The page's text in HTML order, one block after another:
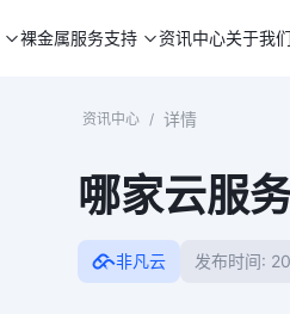
裸金属服务支持 资讯中心关于我
资讯中心 / 详情
哪家云服
非凡云 发布时间: